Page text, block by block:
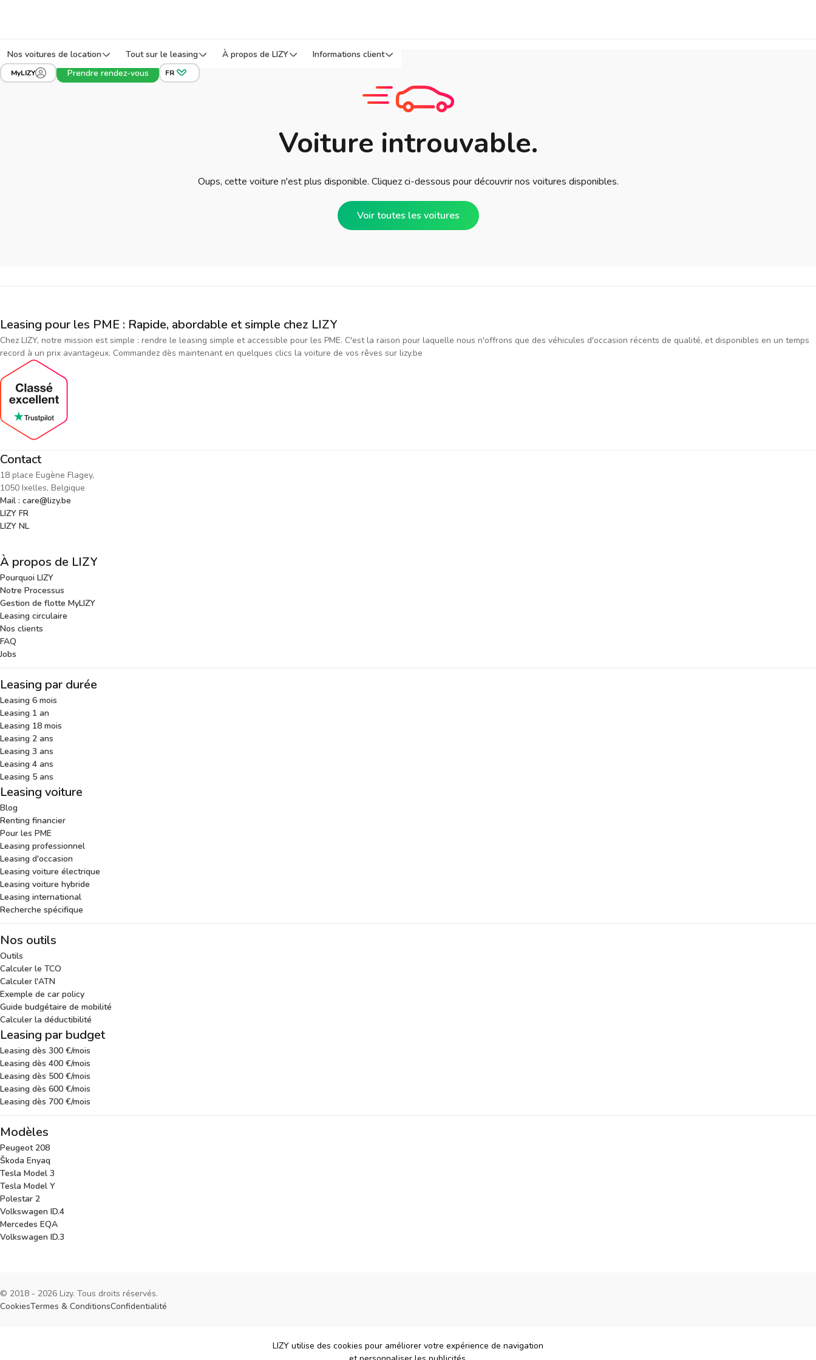
Nos voitures de location Tout sur le leasing À propos de LIZY Informations client
MyLIZY Prendre rendez-vous FR
Voiture introuvable.
Oups, cette voiture n'est plus disponible. Cliquez ci-dessous pour découvrir nos voitures disponibles.
Voir toutes les voitures
Leasing pour les PME : Rapide, abordable et simple chez LIZY
Chez LIZY, notre mission est simple : rendre le leasing simple et accessible pour les PME. C'est la raison pour laquelle nous n'offrons que des véhicules d'occasion récents de qualité, et disponibles en un temps
record à un prix avantageux. Commandez dès maintenant en quelques clics la voiture de vos rêves sur lizy.be
Contact
18 place Eugène Flagey,
1050 Ixelles, Belgique
Mail : care@lizy.be
LIZY FR
LIZY NL
À propos de LIZY
Pourquoi LIZY
Notre Processus
Gestion de flotte MyLIZY
Leasing circulaire
Nos clients
FAQ
Jobs
Leasing par durée
Leasing 6 mois
Leasing 1 an
Leasing 18 mois
Leasing 2 ans
Leasing 3 ans
Leasing 4 ans
Leasing 5 ans
Leasing voiture
Blog
Renting financier
Pour les PME
Leasing professionnel
Leasing d'occasion
Leasing voiture électrique
Leasing voiture hybride
Leasing international
Recherche spécifique
Nos outils
Outils
Calculer le TCO
Calculer l'ATN
Exemple de car policy
Guide budgétaire de mobilité
Calculer la déductibilité
Leasing par budget
Leasing dès 300 €/mois
Leasing dès 400 €/mois
Leasing dès 500 €/mois
Leasing dès 600 €/mois
Leasing dès 700 €/mois
Modèles
Peugeot 208
Škoda Enyaq
Tesla Model 3
Tesla Model Y
Polestar 2
Volkswagen ID.4
Mercedes EQA
Volkswagen ID.3
© 2018 - 2026 Lizy. Tous droits réservés.
CookiesTermes & ConditionsConfidentialité
LIZY utilise des cookies pour améliorer votre expérience de navigation